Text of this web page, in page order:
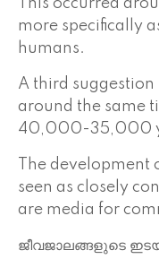
This occurred
more specifically
humans.
A third
around the same
40,000-35,000
The development
seen as closely
are media for
ജീവജാലങ്ങളുടെ